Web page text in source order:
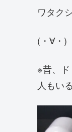
ワタク
(・∀・)
※昔、
人もい